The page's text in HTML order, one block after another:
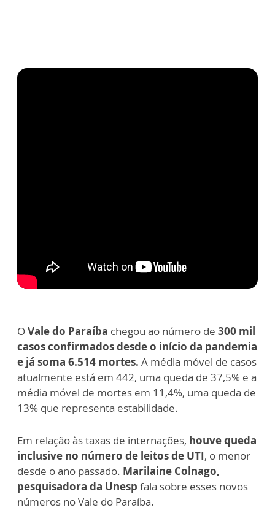
OVale do Paraíba chegou ao número de 300 mil
casos confirmados desde o início da pandemia
e já soma 6.514 mortes. A média móvel de casos
atualmente está em 442, uma queda de 37,5% e a
média móvel de mortes em 11,4%, uma queda de
13% que representa estabilidade.
Em relação às taxas de internações, houve queda
inclusive no número de leitos de UTI, o menor
desde o ano passado. Marilaine Colnago,
pesquisadora da Unesp fala sobre esses novos
números no Vale do Paraíba.